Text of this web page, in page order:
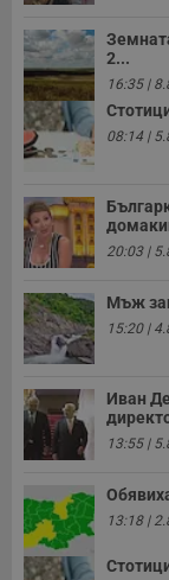
2...
16:35 |
08:14 |
20:03 |
Мъж
15:20 |
Иван
13:55 |
13:18 |